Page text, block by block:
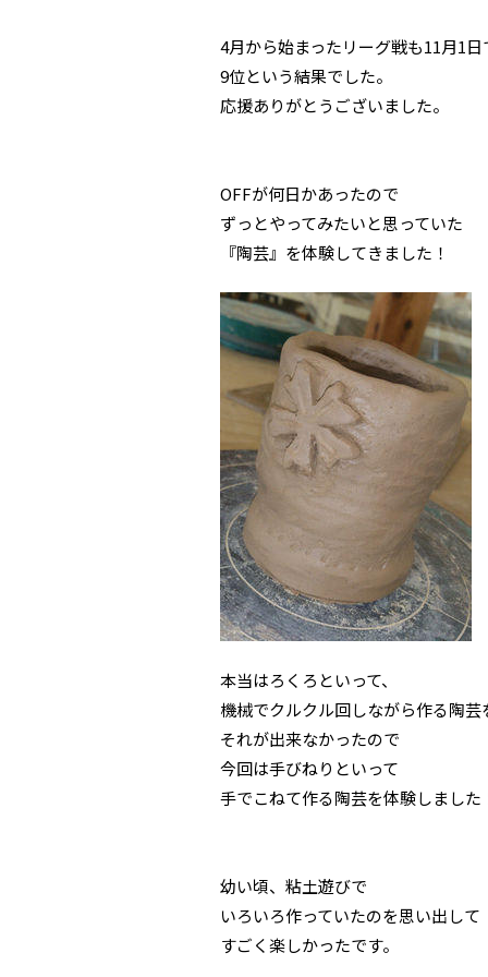
4月から始まったリーグ戦も11月1日
9位という結果でした。
応援ありがとうございました。
OFFが何日かあったので
ずっとやってみたいと思っていた
『陶芸』を体験してきました！
本当はろくろといって、
機械でクルクル回しながら作る陶芸
それが出来なかったので
今回は手びねりといって
手でこねて作る陶芸を体験しました
幼い頃、粘土遊びで
いろいろ作っていたのを思い出して
すごく楽しかったです。